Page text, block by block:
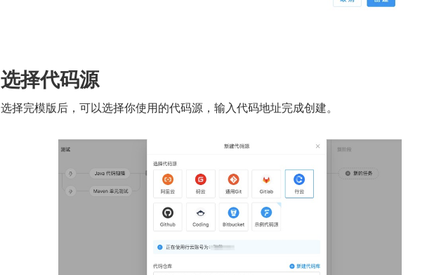
选择代码源
选择完模版后，可以选择你使用的代码源，输入代码地址完成创建。